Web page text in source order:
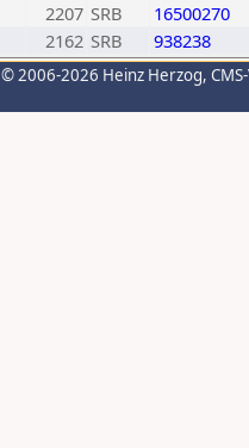
2207 SRB
16500270
2162 SRB 938238
© 2006-2026 Heinz Herzog,